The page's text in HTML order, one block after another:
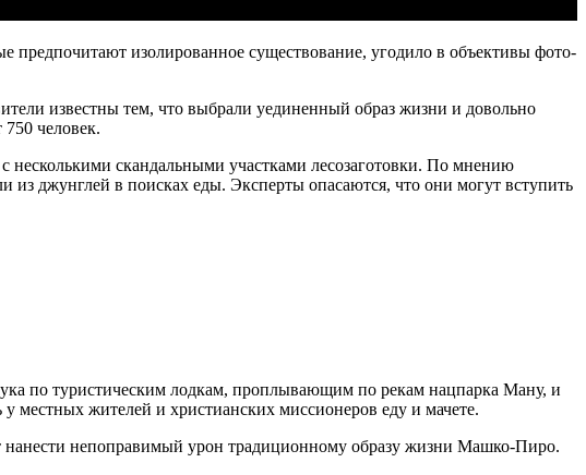
изолированное существование, угодило в объективы фото-
известны тем, что выбрали уединенный образ жизни и довольно
750 человек.
несколькими скандальными участками лесозаготовки. По мнению
джунглей в поисках еды. Эксперты опасаются, что они могут вступить
по туристическим лодкам, проплывающим по рекам нацпарка Ману, и
жителей и христианских миссионеров еду и мачете.
нанести непоправимый урон традиционному образу жизни Машко-Пиро.